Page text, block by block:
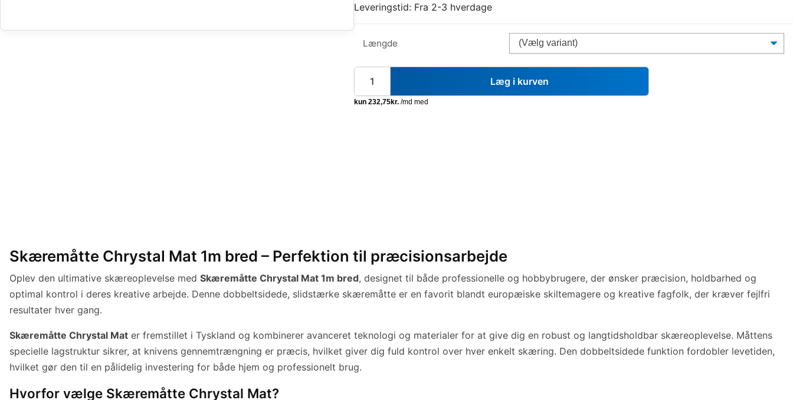
Leveringstid: Fra 2-3 hverdage
Længde
Læg i kurven
Skæremåtte Chrystal Mat 1m bred – Perfektion til præcisionsarbejde
Oplev den ultimative skæreoplevelse med Skæremåtte Chrystal Mat 1m bred, designet til både professionelle og hobbybrugere, der ønsker præcision, holdbarhed og
optimal kontrol i deres kreative arbejde. Denne dobbeltsidede, slidstærke skæremåtte er en favorit blandt europæiske skiltemagere og kreative fagfolk, der kræver fejlfri
resultater hver gang.
Skæremåtte Chrystal Mat er fremstillet i Tyskland og kombinerer avanceret teknologi og materialer for at give dig en robust og langtidsholdbar skæreoplevelse. Måttens
specielle lagstruktur sikrer, at knivens gennemtrængning er præcis, hvilket giver dig fuld kontrol over hver enkelt skæring. Den dobbeltsidede funktion fordobler levetiden,
hvilket gør den til en pålidelig investering for både hjem og professionelt brug.
Hvorfor vælge Skæremåtte Chrystal Mat?